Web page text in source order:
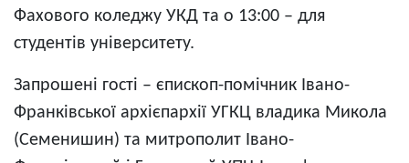
Фахового коледжу УКД та о 13:00 – для
студентів університету.
Запрошені гості – єпископ-помічник Івано-
Франківської архієпархії УГКЦ владика Микола
(Семенишин) та митрополит Івано-